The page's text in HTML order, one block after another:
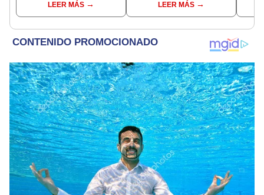
en agostoLEER MÁS
Navidad y Año Nuevo
LEER MÁS